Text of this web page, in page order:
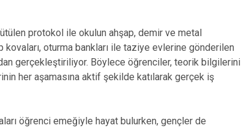
protokol ile okulun ahşap, demir ve metal
kovaları, oturma bankları ile taziye evlerine gönderilen
gerçekleştiriliyor. Böylece öğrenciler, teorik bilgilerini
her aşamasına aktif şekilde katılarak gerçek iş
öğrenci emeğiyle hayat bulurken, gençler de